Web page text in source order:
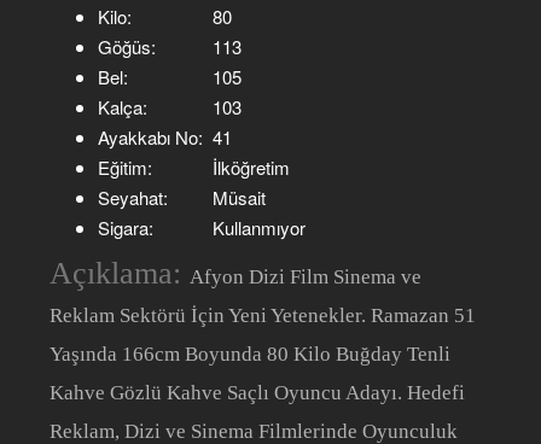
Kilo:
80
Göğüs:
113
Bel:
105
Kalça:
103
Ayakkabı No: 41
Eğitim:
İlköğretim
Seyahat:
Müsait
Sigara:
Kullanmıyor
Açıklama: Afyon Dizi Film Sinema ve
Reklam Sektörü İçin Yeni Yetenekler. Ramazan 51
Yaşında 166cm Boyunda 80 Kilo Buğday Tenli
Kahve Gözlü Kahve Saçlı Oyuncu Adayı. Hedefi
Reklam, Dizi ve Sinema Filmlerinde Oyunculuk